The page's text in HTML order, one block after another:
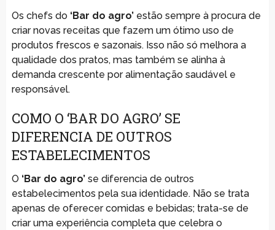
Os chefs do ‘Bar do agro’estão sempre à procura de
criar novas receitas que fazem um ótimo uso de
produtos frescos e sazonais. Isso não só melhora a
qualidade dos pratos, mas também se alinha à
demanda crescente por alimentação saudável e
responsável.
COMO O ‘BAR DO AGRO’ SE
DIFERENCIA DE OUTROS
ESTABELECIMENTOS
O ‘Bar do agro’se diferencia de outros
estabelecimentos pela sua identidade. Não se trata
apenas de oferecer comidas e bebidas; trata-se de
criar uma experiência completa que celebra o